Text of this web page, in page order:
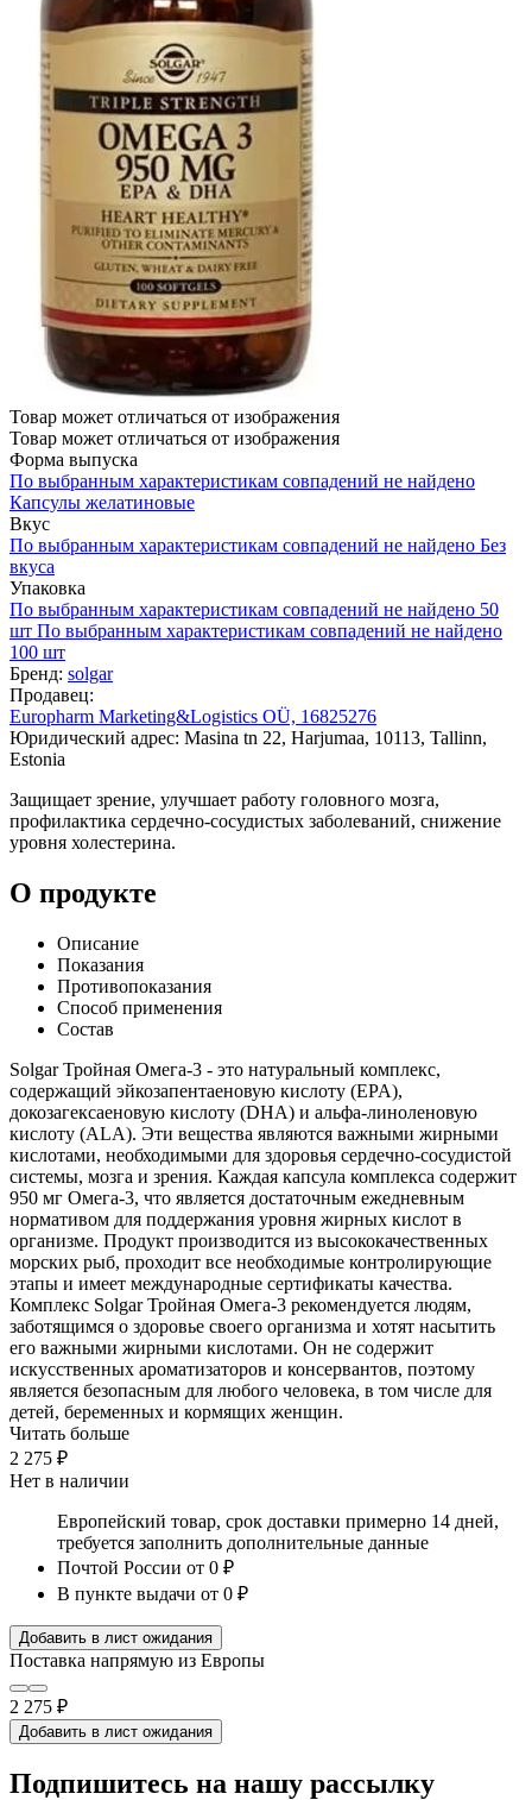
Товар может отличаться от изображения
Товар может отличаться от изображения
Форма выпуска
По выбранным характеристикам совпадений не найдено
Капсулы желатиновые
Вкус
По выбранным характеристикам совпадений не найдено Без
вкуса
Упаковка
По выбранным характеристикам совпадений не найдено 50
шт По выбранным характеристикам совпадений не найдено
100 шт
Бренд: solgar
Продавец:
Europharm Marketing&Logistics OÜ, 16825276
Юридический адрес: Masina tn 22, Harjumaa, 10113, Tallinn,
Estonia
Защищает зрение, улучшает работу головного мозга,
профилактика сердечно-сосудистых заболеваний, снижение
уровня холестерина.
О продукте
Описание
Показания
Противопоказания
Способ применения
Состав
Solgar Тройная Омега-3 - это натуральный комплекс,
содержащий эйкозапентаеновую кислоту (EPA),
докозагексаеновую кислоту (DHA) и альфа-линоленовую
кислоту (ALA). Эти вещества являются важными жирными
кислотами, необходимыми для здоровья сердечно-сосудистой
системы, мозга и зрения. Каждая капсула комплекса содержит
950 мг Омега-3, что является достаточным ежедневным
нормативом для поддержания уровня жирных кислот в
организме. Продукт производится из высококачественных
морских рыб, проходит все необходимые контролирующие
этапы и имеет международные сертификаты качества.
Комплекс Solgar Тройная Омега-3 рекомендуется людям,
заботящимся о здоровье своего организма и хотят насытить
его важными жирными кислотами. Он не содержит
искусственных ароматизаторов и консервантов, поэтому
является безопасным для любого человека, в том числе для
детей, беременных и кормящих женщин.
Читать больше
2 275 ₽
Нет в наличии
Европейский товар, срок доставки примерно 14 дней,
требуется заполнить дополнительные данные
Почтой России от 0 ₽
В пункте выдачи от 0 ₽
Добавить в лист ожидания
Поставка напрямую из Европы
2 275 ₽
Добавить в лист ожидания
Подпишитесь на нашу рассылку